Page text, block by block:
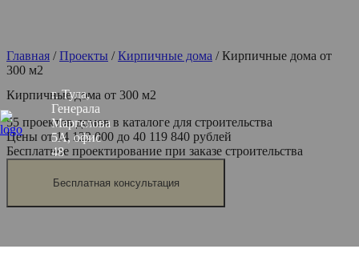
г. Тула,
Генерала
Маргелова
5А, офис
48
Главная /Проекты /Кирпичные дома /Кирпичные дома от
300 м2
Кирпичные дома от 300 м2
55 проектов домов в каталоге для строительства
Цены от 14 122 000 до 40 119 840 рублей
Бесплатное проектирование при заказе строительства
Бесплатная консультация